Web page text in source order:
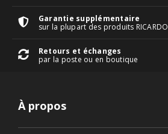
Garantie supplémentaire
sur la plupart des produits RICARDO
Retours et échanges
par la poste ou en boutique
À propos